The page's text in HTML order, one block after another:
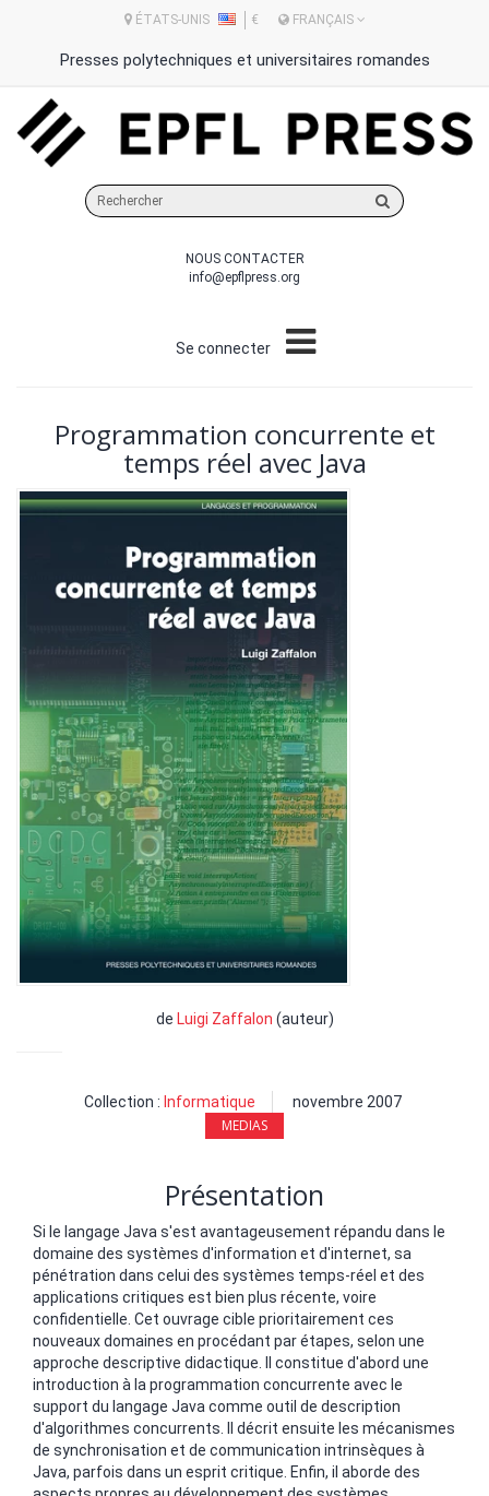
ÉTATS-UNIS € FRANÇAIS
Presses polytechniques et universitaires romandes
sur
site
NOUS CONTACTER
info@epflpress.org
Se connecter
Programmation concurrente et
temps réel avec Java
de Luigi Zaffalon (auteur)
Collection : Informatique novembre 2007
MEDIAS
Présentation
Si le langage Java s'est avantageusement répandu dans le
domaine des systèmes d'information et d'internet, sa
pénétration dans celui des systèmes temps-réel et des
applications critiques est bien plus récente, voire
confidentielle. Cet ouvrage cible prioritairement ces
nouveaux domaines en procédant par étapes, selon une
approche descriptive didactique. Il constitue d'abord une
introduction à la programmation concurrente avec le
support du langage Java comme outil de description
d'algorithmes concurrents. Il décrit ensuite les mécanismes
de synchronisation et de communication intrinsèques à
Java, parfois dans un esprit critique. Enfin, il aborde des